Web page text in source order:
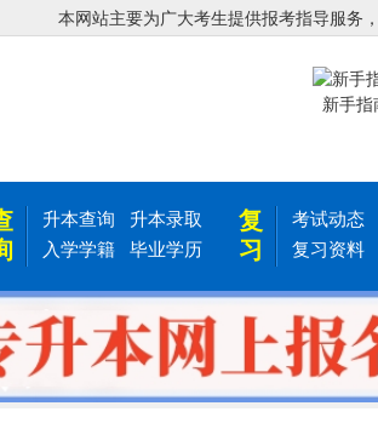
本网站主要为广大考生提供报考指导服务
新手指
升本查询
升本录取
入学学籍
毕业学历
复
习
考试动态
复习资料